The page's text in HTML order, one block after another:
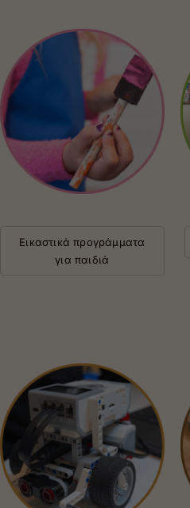
Εικαστικά προγράμματα
για παιδιά